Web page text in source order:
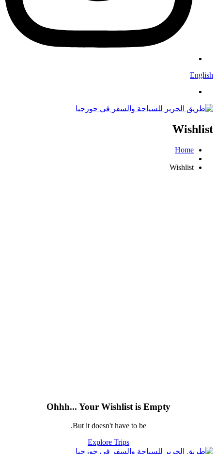
English
Wishlist
Home
Wishlist
Ohhh... Your Wishlist is Empty
But it doesn't have to be.
Explore Trips